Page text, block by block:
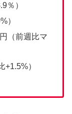
％）
）
（前週比マ
）